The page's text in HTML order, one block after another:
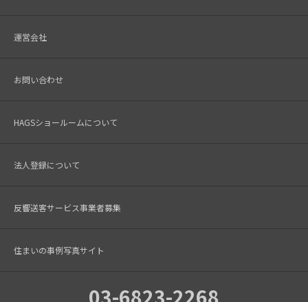
運営会社
お問い合わせ
HAGSショールームについて
法人登録について
反響送客サービス事業者募集
住まいの事例写真サイト